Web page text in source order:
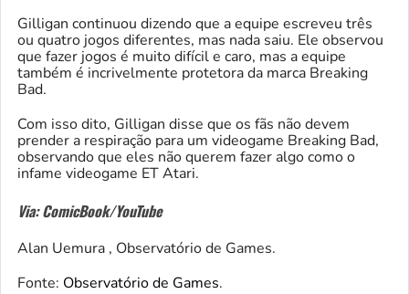
Gilligan continuou dizendo que a equipe escreveu três
ou quatro jogos diferentes, mas nada saiu. Ele observou
que fazer jogos é muito difícil e caro, mas a equipe
também é incrivelmente protetora da marca Breaking
Bad.
Com isso dito, Gilligan disse que os fãs não devem
prender a respiração para um videogame Breaking Bad,
observando que eles não querem fazer algo como o
infame videogame ET Atari.
Via: ComicBook/YouTube
Alan Uemura , Observatório de Games.
Fonte: Observatório de Games.